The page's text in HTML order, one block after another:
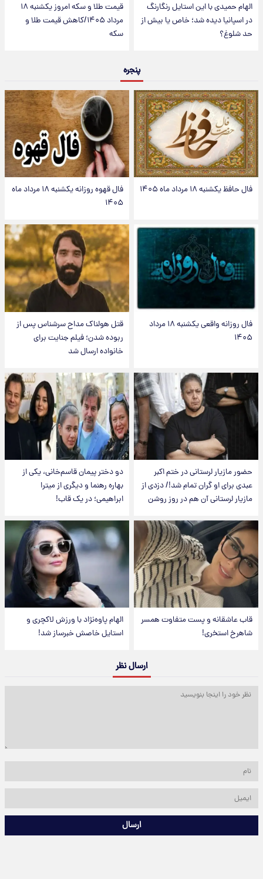
الهام حمیدی با این استایل رنگارنگ
در اسپانیا دیده شد؛ خاص یا بیش از
حد شلوغ؟
قیمت طلا و سکه امروز یکشنبه ۱۸
مرداد ۱۴۰۵/کاهش قیمت طلا و
سکه
پنجره
فال حافظ یکشنبه ۱۸ مرداد ماه ۱۴۰۵
فال قهوه روزانه یکشنبه ۱۸ مرداد ماه
۱۴۰۵
فال روزانه واقعی یکشنبه ۱۸ مرداد
۱۴۰۵
قتل هولناک مداح سرشناس پس از
ربوده شدن؛ فیلم جنایت برای
خانواده ارسال شد
حضور مازیار لرستانی در ختم اکبر
عبدی برای او گران تمام شد!/ دزدی از
مازیار لرستانی آن هم در روز روشن
دو دختر پیمان قاسم‌خانی، یکی از
بهاره رهنما و دیگری از میترا
ابراهیمی؛ در یک قاب!
قاب عاشقانه و پست متفاوت همسر
شاهرخ استخری!
الهام پاوه‌نژاد با ورزش لاکچری و
استایل خاصش خبرساز شد!
ارسال نظر
ارسال